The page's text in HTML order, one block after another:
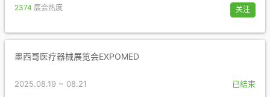
2374 展会热度 关注
墨西哥医疗器械展览会EXPOMED
2025.08.19 ~ 08.21 已结束